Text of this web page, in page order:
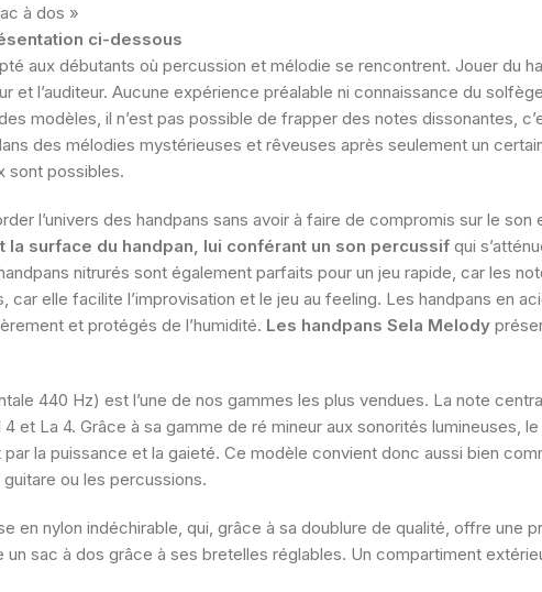
à dos »
ci-dessous
aux débutants où percussion et mélodie se rencontrent. Jouer du
et l’auditeur. Aucune expérience préalable ni connaissance du
modèles, il n’est pas possible de frapper des notes dissonantes,
des mélodies mystérieuses et rêveuses après seulement un
sont possibles.
l’univers des handpans sans avoir à faire de compromis sur le
la surface du handpan, lui conférant un son percussif qui
nitrurés sont également parfaits pour un jeu rapide, car les
elle facilite l’improvisation et le jeu au feeling. Les handpans en
et protégés de l’humidité. Les handpans Sela Melody
440 Hz) est l’une de nos gammes les plus vendues. La note
et La 4. Grâce à sa gamme de ré mineur aux sonorités lumineuses,
la puissance et la gaieté. Ce modèle convient donc aussi bien
ou les percussions.
en nylon indéchirable, qui, grâce à sa doublure de qualité, offre une
sac à dos grâce à ses bretelles réglables. Un compartiment